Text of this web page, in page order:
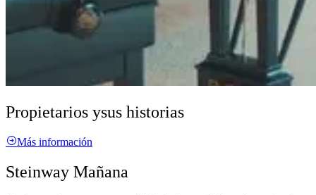
Propietarios ysus historias
Más información
Steinway Mañana